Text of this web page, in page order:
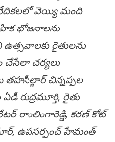
వేదికలలో వెయ్యి మంది
భోజనాలను
రైతులను
చేసేలా చర్యలు
తహసీల్దార్ చిన్నప్పల
రుద్రమూర్తి, రైతు
రాంలింగారెడ్డి, కరణ్ కోట్
ఉపసర్పంచ్ హేమంత్